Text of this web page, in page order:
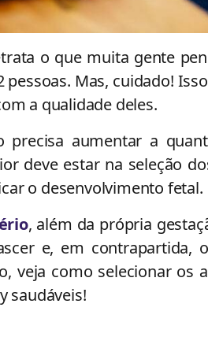
o que muita gente
Mas, cuidado!
a qualidade deles.
precisa aumentar a
deve estar na seleção
o desenvolvimento fetal.
, além da própria
e, em contrapartida,
veja como selecionar os
saudáveis!